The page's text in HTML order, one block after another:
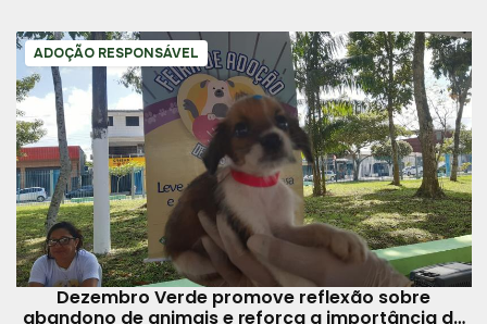
ADOÇÃO RESPONSÁVEL
Dezembro Verde promove reflexão sobre
abandono de animais e reforça a importância de